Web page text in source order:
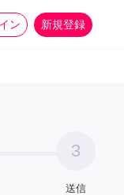
ン 新規登録
more_horiz
3
送信